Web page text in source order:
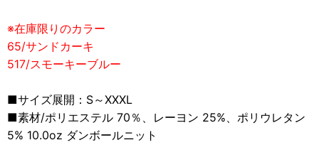
※在庫限りのカラー
65/サンドカーキ
517/スモーキーブルー
■サイズ展開：S～XXXL
■素材/ポリエステル 70％、レーヨン 25%、ポリウレタン
5% 10.0oz ダンボールニット